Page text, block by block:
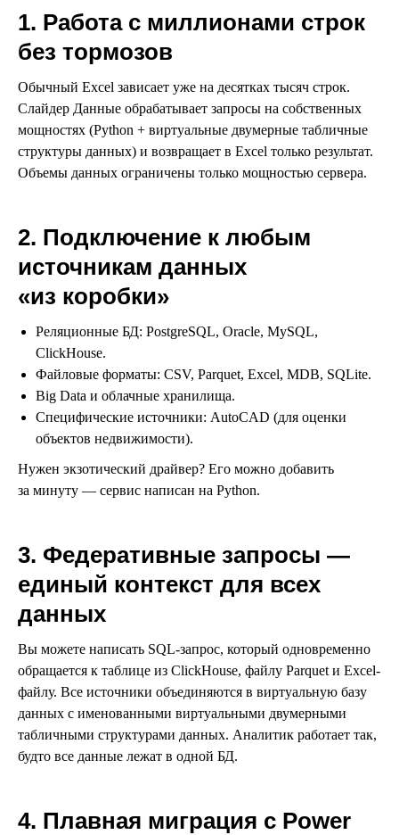
1. Работа с миллионами строк
без тормозов
Обычный Excel зависает уже на десятках тысяч строк.
Слайдер Данные обрабатывает запросы на собственных
мощностях (Python + виртуальные двумерные табличные
структуры данных) и возвращает в Excel только результат.
Объемы данных ограничены только мощностью сервера.
2. Подключение к любым
источникам данных
«из коробки»
Реляционные БД: PostgreSQL, Oracle, MySQL,
ClickHouse.
Файловые форматы: CSV, Parquet, Excel, MDB, SQLite.
Big Data и облачные хранилища.
Специфические источники: AutoCAD (для оценки
объектов недвижимости).
Нужен экзотический драйвер? Его можно добавить
за минуту — сервис написан на Python.
3. Федеративные запросы —
единый контекст для всех
данных
Вы можете написать SQL-запрос, который одновременно
обращается к таблице из ClickHouse, файлу Parquet и Excel-
файлу. Все источники объединяются в виртуальную базу
данных с именованными виртуальными двумерными
табличными структурами данных. Аналитик работает так,
будто все данные лежат в одной БД.
4. Плавная миграция с Power